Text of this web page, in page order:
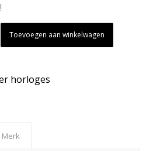
Toevoegen aan winkelwagen
horloges
Merk